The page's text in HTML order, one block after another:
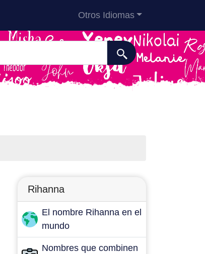
Otros Idiomas
Rihanna
El nombre Rihanna en el
mundo
Nombres que combinen